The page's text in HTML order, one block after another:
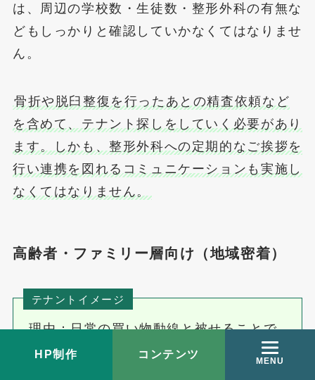
は、周辺の学校数・生徒数・整形外科の有無な
どもしっかりと確認していかなくてはなりませ
ん。
骨折や脱臼整復を行ったあとの精査依頼など
を含めて、テナント探しをしていく必要があり
ます。しかも、整形外科への定期的なご挨拶を
行い連携を図れるコミュニケーションも実施し
なくてはなりません。
高齢者・ファミリー層向け（地域密着）
テナントイメージ
理由：日常の買い物動線と被せることで
「ついで来院」がしやすい
HP制作 コンテンツ
MENU